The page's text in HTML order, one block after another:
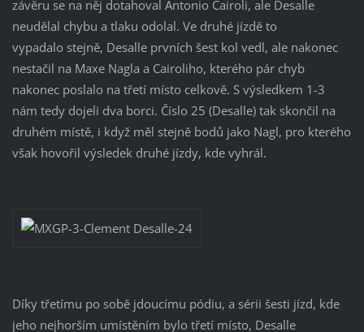
závěru se na něj dotahoval Antonio Cairoli, ale Desalle
neudělal chybu a tlaku odolal. Ve druhé jízdě to
vypadalo stejně, Desalle prvních šest kol vedl, ale nakonec
nestačil na Maxe Nagla a Cairoliho, kterého pár chyb
nakonec poslalo na třetí místo celkově. S výsledkem 1-3
nám tedy dojeli dva borci. Číslo 25 (Desalle) tak skončil na
druhém místě, i když měl stejně bodů jako Nagl, pro kterého
však hovořil výsledek druhé jízdy, kde vyhrál.
Díky třetímu po sobě jdoucímu pódiu, a sérii šesti jízd, kde
jeho nejhorším umístěním bylo třetí místo, Desalle